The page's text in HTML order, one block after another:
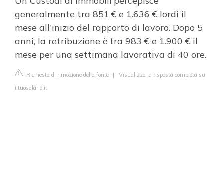
generalmente tra 851 € e 1.636 € lordi il
mese all'inizio del rapporto di lavoro. Dopo 5
anni, la retribuzione è tra 983 € e 1.900 € il
mese per una settimana lavorativa di 40 ore.
Richiesta di rimozione della fonte | Visualizza la risposta completa su
iltuosalario.it